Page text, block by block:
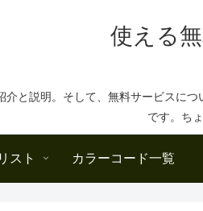
使える
と説明。そして、無料サービスに
です。ち
スト カラーコード一覧